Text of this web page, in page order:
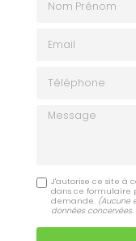
Message
J'autorise ce site à
dans ce formulaire
demande. (Aucune
données concervées.